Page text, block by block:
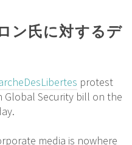
ン氏に対するデ
protest
Global Security bill on the
media is nowhere